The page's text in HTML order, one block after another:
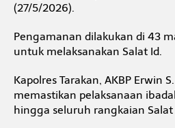
d
8
T
t
i
,
(27/5/2026).
Pengamanan dilakukan di 43
untuk melaksanakan Salat Id.
Kapolres Tarakan, AKBP
memastikan pelaksanaan
hingga seluruh rangkaian Salat